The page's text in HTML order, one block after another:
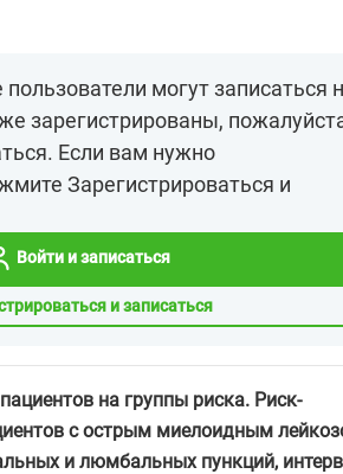
могут записаться
зарегистрированы,
Если вам нужно
Зарегистрироваться и
Войти и записаться
и записаться
на группы риска. Риск-
с острым миелоидным
и люмбальных пункций,